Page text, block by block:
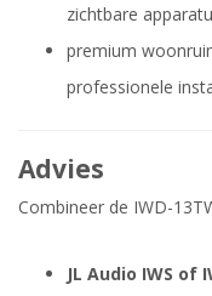
zichtbare
premium
professionele
Advies
Combineer de IWD-
JL Audio IWS